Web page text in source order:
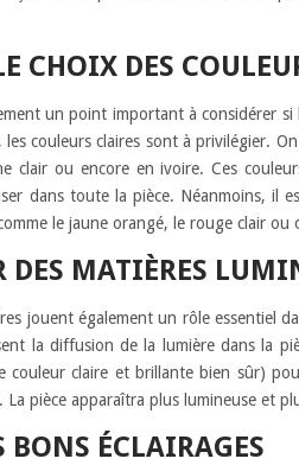
CHOIX DES
un point important à considérer si
couleurs claires sont à privilégier.
clair ou encore en ivoire. Ces
dans toute la pièce. Néanmoins, il
le jaune orangé, le rouge clair ou
MATIÈRES
jouent également un rôle essentiel
la diffusion de la lumière dans la
couleur claire et brillante bien sûr)
pièce apparaîtra plus lumineuse et
ÉCLAIRAGES